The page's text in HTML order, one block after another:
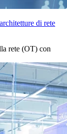
di rete
rete (OT) con